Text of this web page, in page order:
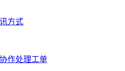
方式
作处理工单